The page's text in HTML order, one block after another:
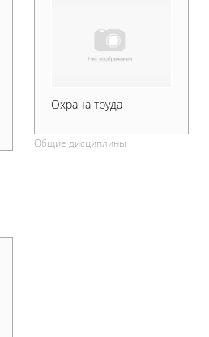
Охрана труда
Общие дисциплины